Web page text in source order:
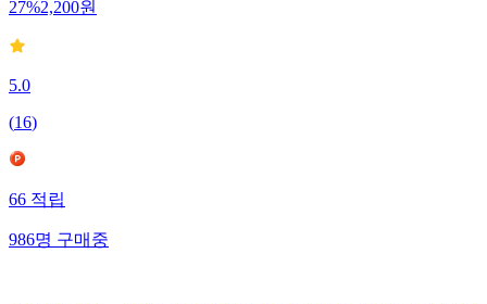
27%2,200원
5.0
(16)
66적립
986명구매중